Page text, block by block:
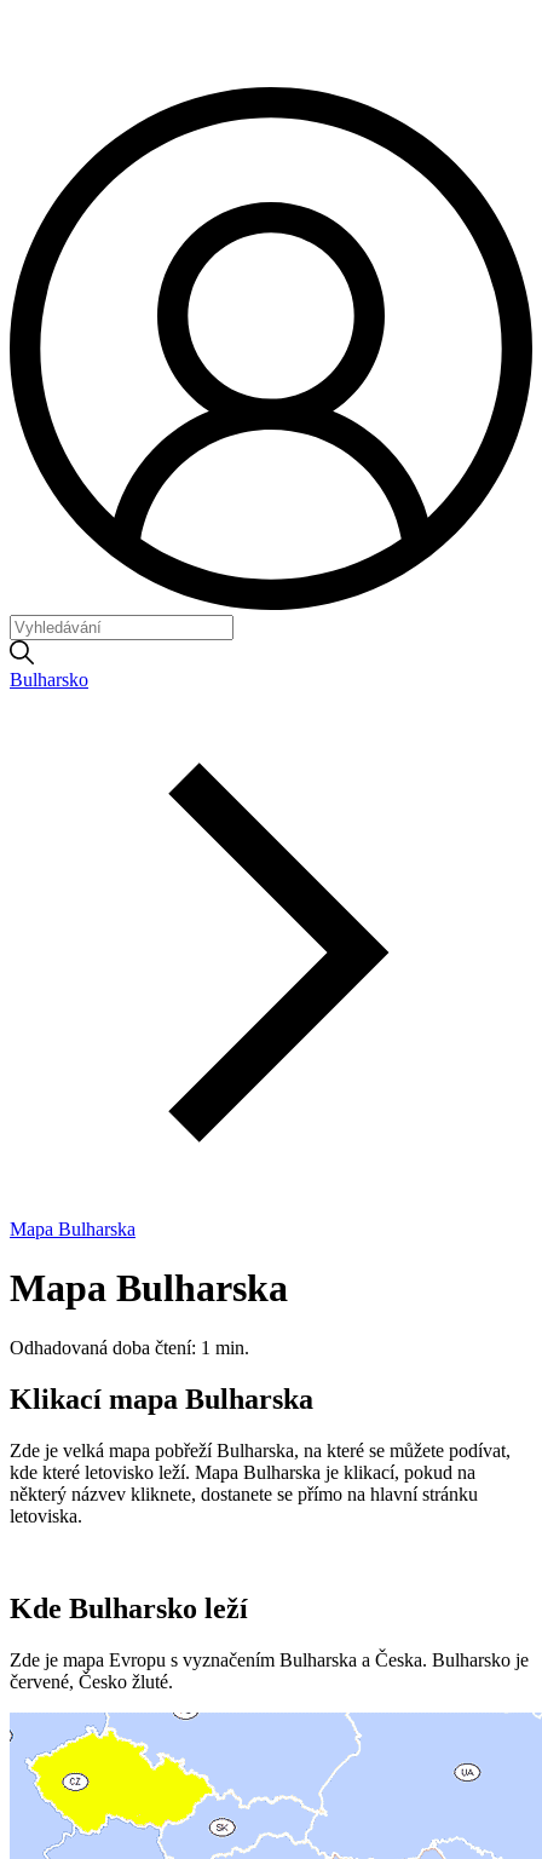
Bulharsko
Mapa Bulharska
Mapa Bulharska
Odhadovaná doba čtení: 1 min.
Klikací mapa Bulharska
Zde je velká mapa pobřeží Bulharska, na které se můžete podívat,
kde které letovisko leží. Mapa Bulharska je klikací, pokud na
některý názvev kliknete, dostanete se přímo na hlavní stránku
letoviska.
Kde Bulharsko leží
Zde je mapa Evropu s vyznačením Bulharska a Česka. Bulharsko je
červené, Česko žluté.